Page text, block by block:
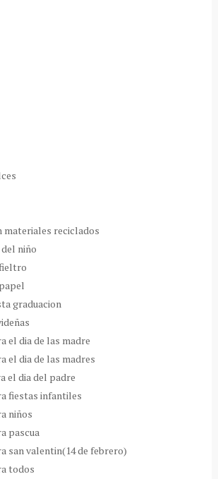
materiales reciclados
niño
graduacion
el dia de las madre
el dia de las madres
el dia del padre
fiestas infantiles
niños
pascua
san valentin(14 de febrero)
todos